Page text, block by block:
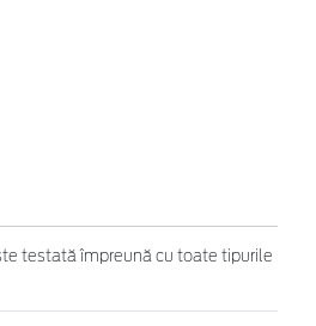
testată împreună cu toate tipurile